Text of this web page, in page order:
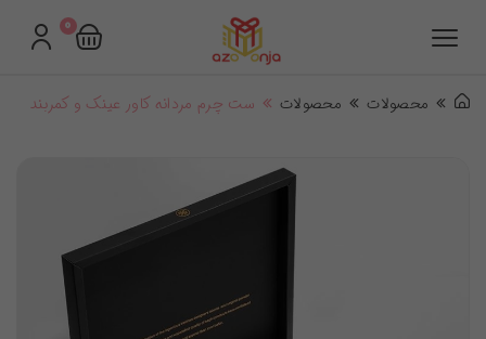
0
محصولات محصولات ست چرم مردانه کاور عینک و کمربند